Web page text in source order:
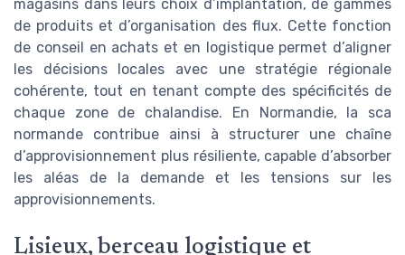
magasins dans leurs choix d’implantation, de gammes
de produits et d’organisation des flux. Cette fonction
de conseil en achats et en logistique permet d’aligner
les décisions locales avec une stratégie régionale
cohérente, tout en tenant compte des spécificités de
chaque zone de chalandise. En Normandie, la sca
normande contribue ainsi à structurer une chaîne
d’approvisionnement plus résiliente, capable d’absorber
les aléas de la demande et les tensions sur les
approvisionnements.
Lisieux, berceau logistique et